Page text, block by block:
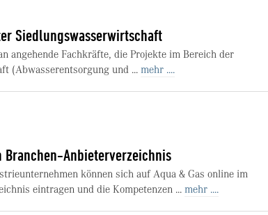
Siedlungswasserwirtschaft
angehende Fachkräfte, die Projekte im Bereich der
(Abwasserentsorgung und ... mehr ....
Branchen-Anbieterverzeichnis
können sich auf Aqua & Gas online im
eintragen und die Kompetenzen ... mehr ....